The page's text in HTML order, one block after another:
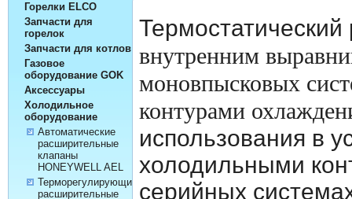
Горелки ELCO
Запчасти для
горелок
Запчасти для котлов
Газовое
оборудование GOK
Аксессуары
Холодильное
оборудование
Автоматические
расширительные
клапаны
HONEYWELL AEL
Терморегулирующие
расширительные
внутренним
моновпысковых
контурами
использования в
холодильными
серийных